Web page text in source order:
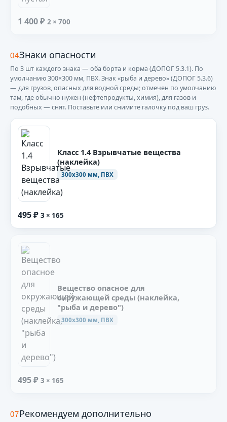
1 400 ₽ 2 × 700
04Знаки опасности
По 3 шт каждого знака — оба борта и корма (ДОПОГ 5.3.1). По
умолчанию 300×300 мм, ПВХ. Знак «рыба и дерево» (ДОПОГ 5.3.6)
— для грузов, опасных для водной среды; отмечен по умолчанию
там, где обычно нужен (нефтепродукты, химия), для газов и
подобных — снят. Поставьте или снимите галочку под ваш груз.
Класс 1.4 Взрывчатые вещества
(наклейка)
300х300 мм, ПВХ
495 ₽ 3 × 165
Вещество опасное для
окружающей среды (наклейка,
"рыба и дерево")
300х300 мм, ПВХ
495 ₽ 3 × 165
07Рекомендуем дополнительно